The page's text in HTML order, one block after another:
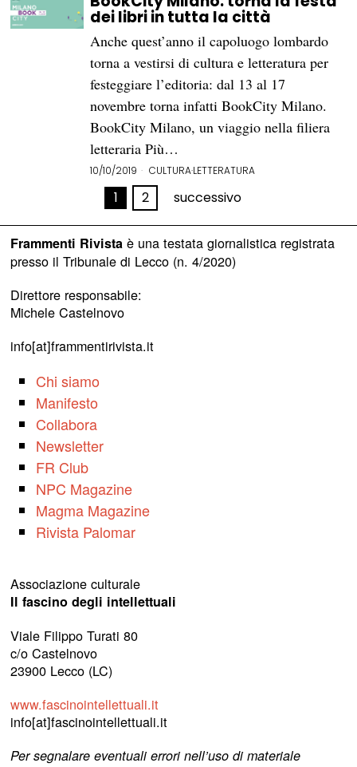
dei libri in tutta la città
Anche quest’anno il capoluogo lombardo
torna a vestirsi di cultura e letteratura per
festeggiare l’editoria: dal 13 al 17
novembre torna infatti BookCity Milano.
BookCity Milano, un viaggio nella filiera
letteraria Più…
10/10/2019 CULTURA·LETTERATURA
1 2 successivo
Frammenti Rivistaè una testata giornalistica registrata
presso il Tribunale di Lecco (n. 4/2020)
Direttore responsabile:
Michele Castelnovo
info[at]frammentirivista.it
Chi siamo
Manifesto
Collabora
Newsletter
FR Club
NPC Magazine
Magma Magazine
Rivista Palomar
Associazione culturale
Il fascino degli intellettuali
Viale Filippo Turati 80
c/o Castelnovo
23900 Lecco (LC)
www.fascinointellettuali.it
info[at]fascinointellettuali.it
Per segnalare eventuali errori nell’uso di materiale